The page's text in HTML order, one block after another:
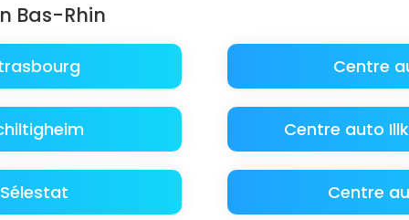
Bas-Rhin
Centre
Centre auto
Centre